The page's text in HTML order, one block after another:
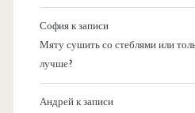
Софияк записи
Мяту сушить со стеблями или
лучше?
Андрейк записи